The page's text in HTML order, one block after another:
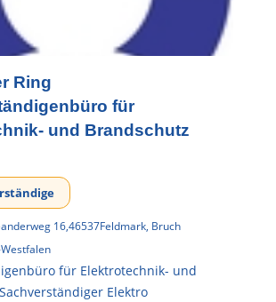
Ring
für
und Brandschutz
16,46537Feldmark, Bruch
für Elektrotechnik- und
Elektro